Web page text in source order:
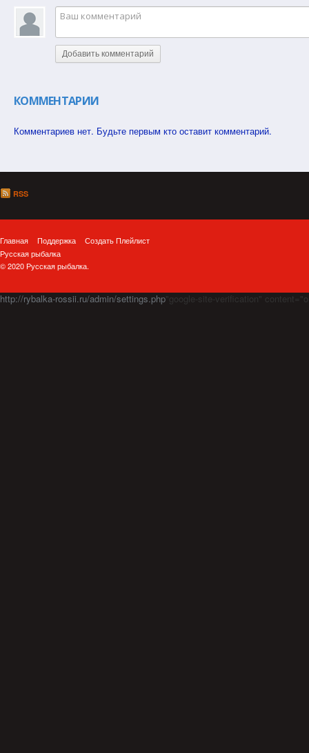
Добавить комментарий
КОММЕНТАРИИ
Комментариев нет. Будьте первым кто оставит комментарий.
RSS
Главная Поддержка
Создать Плейлист
Русская рыбалка
© 2020 Русская рыбалка.
http://rybalka-rossii.ru/admin/settings.php"google-site-verification"